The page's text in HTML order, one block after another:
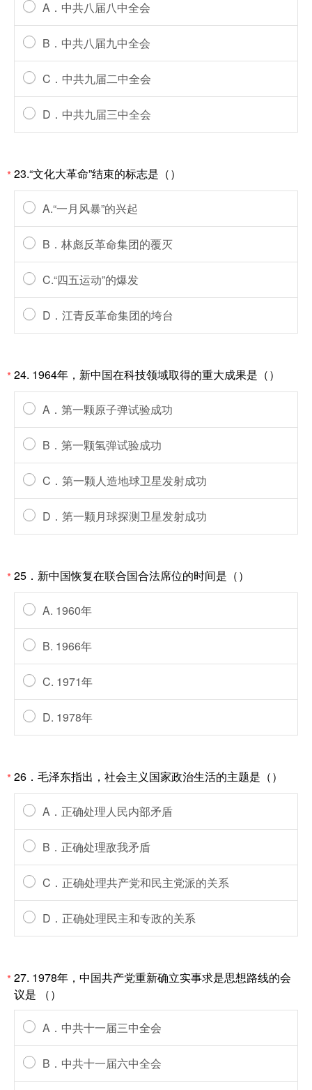
A．中共八届八中全会
B．中共八届九中全会
C．中共九届二中全会
D．中共九届三中全会
*23.“文化大革命”结束的标志是（）
A.“一月风暴”的兴起
B．林彪反革命集团的覆灭
C.“四五运动”的爆发
D．江青反革命集团的垮台
*24. 1964年，新中国在科技领域取得的重大成果是（）
A．第一颗原子弹试验成功
B．第一颗氢弹试验成功
C．第一颗人造地球卫星发射成功
D．第一颗月球探测卫星发射成功
*25．新中国恢复在联合国合法席位的时间是（）
A. 1960年
B. 1966年
C. 1971年
D. 1978年
*26．毛泽东指出，社会主义国家政治生活的主题是（）
A．正确处理人民内部矛盾
B．正确处理敌我矛盾
C．正确处理共产党和民主党派的关系
D．正确处理民主和专政的关系
*27. 1978年，中国共产党重新确立实事求是思想路线的会
议是 （）
A．中共十一届三中全会
B．中共十一届六中全会